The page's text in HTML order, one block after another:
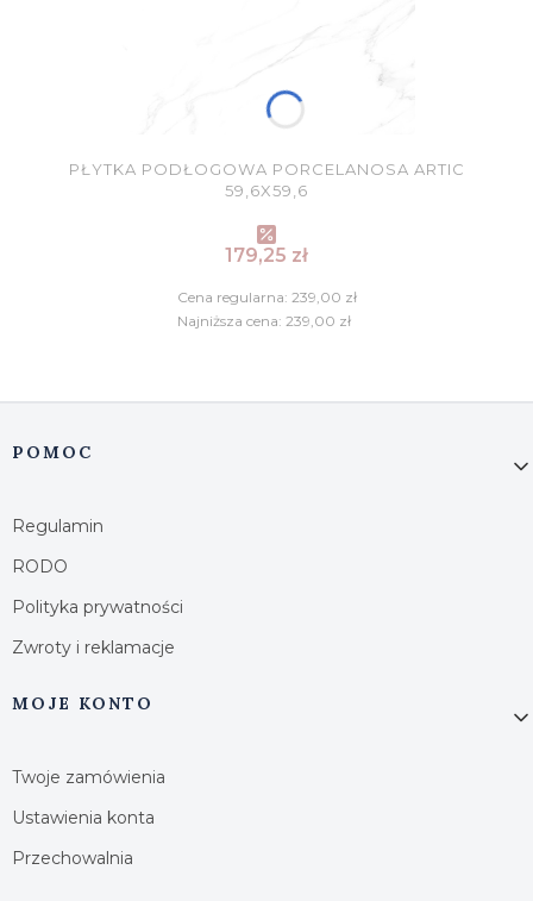
PŁYTKA PODŁOGOWA PORCELANOSA ARTIC
59,6X59,6
Cena promocyjna
179,25 zł
Cena regularna: 239,00 zł
Najniższa cena: 239,00 zł
Linki w stopce
POMOC
Regulamin
RODO
Polityka prywatności
Zwroty i reklamacje
MOJE KONTO
Twoje zamówienia
Ustawienia konta
Przechowalnia